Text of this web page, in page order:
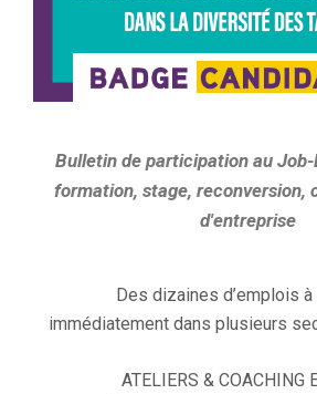
Bulletin de participation au Job-
formation, stage, reconversion,
d'entreprise
Des dizaines d’emplois
immédiatement dans plusieurs
ATELIERS & COACHING